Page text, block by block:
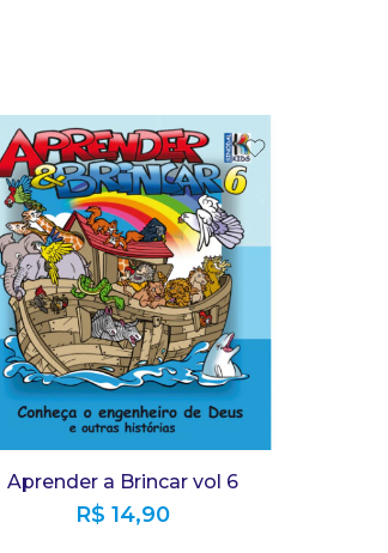
Aprender a Brincar vol 6
R$ 14,90